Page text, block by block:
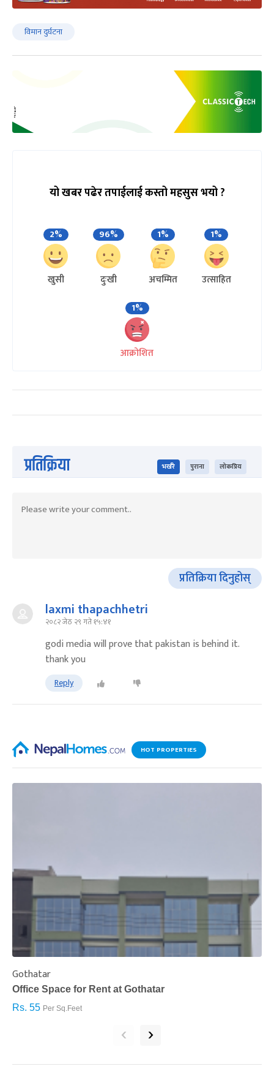
विमान दुर्घटना
यो खबर पढेर तपाईलाई कस्तो महसुस भयो ?
2%
खुसी
96%
दुःखी
1%
अचम्मित
1%
उत्साहित
1%
आक्रोशित
प्रतिक्रिया भर्खरै पुराना लोकप्रिय
प्रतिक्रिया दिनुहोस्
laxmi thapachhetri
२०८२ जेठ २९ गते १५:४१
godi media will prove that pakistan is behind it.
thank you
Reply
HOT PROPERTIES
Gothatar
Office Space for Rent at Gothatar
Rs. 55 Per Sq.Feet
‹ ›